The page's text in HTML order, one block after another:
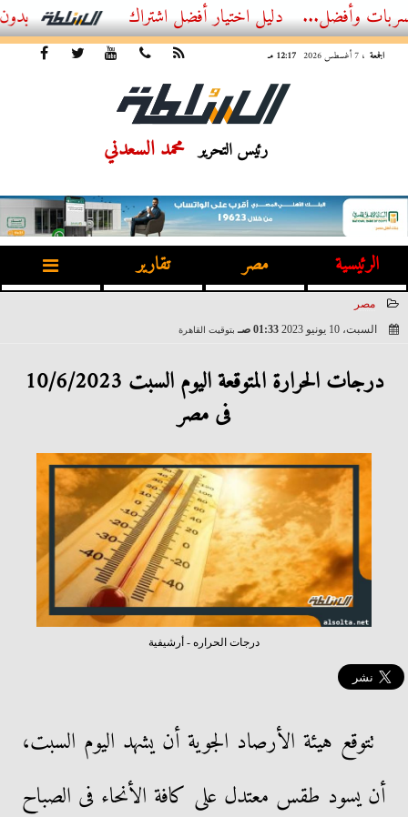
أفضل اشتراك IPTV بدون تقطيع 2026 – دليل المشاهد العصري
الجمعة ، 7 أغسطس 2026 12:17 مـ
رئيس التحرير محمد السعدني
الرئيسية مصر تقارير
مصر
السبت، 10 يونيو 2023
01:33 صـ بتوقيت القاهرة
درجات الحرارة المتوقعة اليوم السبت 10/6/2023
فى مصر
درجات الحراره - أرشيفية
تتوقع هيئة الأرصاد الجوية أن يشهد اليوم السبت،
أن يسود طقس معتدل على كافة الأنحاء فى الصباح